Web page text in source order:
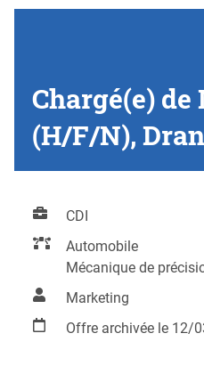
Chargé(e)
(H/F/N),
CDI
Automobile
Mécanique de
Marketing
Offre archivée le 12/